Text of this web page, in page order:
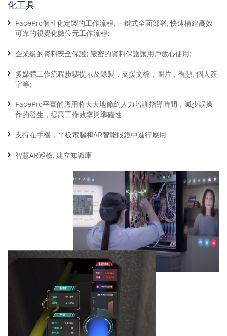
化工具
FacePro個性化定製的工作流程, 一鍵式全面部署, 快速構建高效
可靠的視覺化數位元工作流程;
企業級的資料安全保護; 嚴密的資料保護讓用戶放心使用;
多媒體工作流程步驟提示及錄製，支援文檔，圖片，視頻, 個人簽
字等;
FacePro平臺的應用將大大地節約人力培訓指導時間，減少誤操
作的發生，提高工作效率與準確性
支持在手機，平板電腦和AR智能眼鏡中進行應用
智慧AR巡檢, 建立知識庫